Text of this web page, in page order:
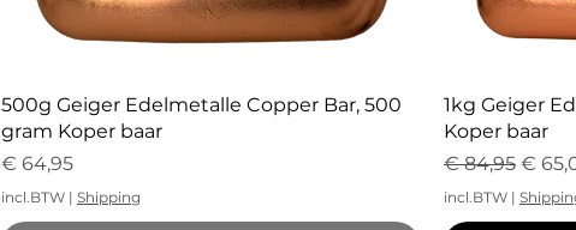
Snel overzicht
500g Geiger Edelmetalle Copper Bar, 500
gram Koper baar
Prijs
€ 64,95
incl.BTW | Shipping
1kg Geiger
Koper baar
Normale prijs
€ 84,95 €
incl.BTW |